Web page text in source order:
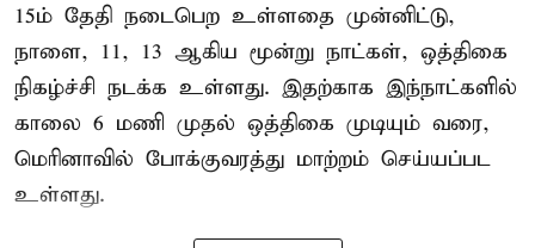
15ம் தேதி நடைபெற உள்ளதை முன்னிட்டு,
நாளை, 11, 13 ஆகிய மூன்று நாட்கள், ஒத்திகை
நிகழ்ச்சி நடக்க உள்ளது. இதற்காக இந்நாட்களில்
காலை 6 மணி முதல் ஒத்திகை முடியும் வரை,
மெரினாவில் போக்குவரத்து மாற்றம் செய்யப்பட
உள்ளது.